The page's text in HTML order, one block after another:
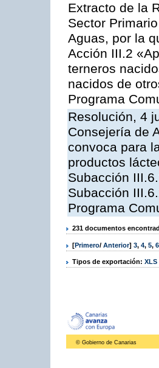
Extracto de la
Sector
Aguas, por la
Acción III.2
terneros
nacidos de
Programa
Resolución, 4
Consejería de
convoca para
productos
Subacción
Subacción
Programa
231 documentos
[Primero/ Anterior] 3, 4, 5, 6
Tipos de exportación: XLS
© Gobierno de Canarias